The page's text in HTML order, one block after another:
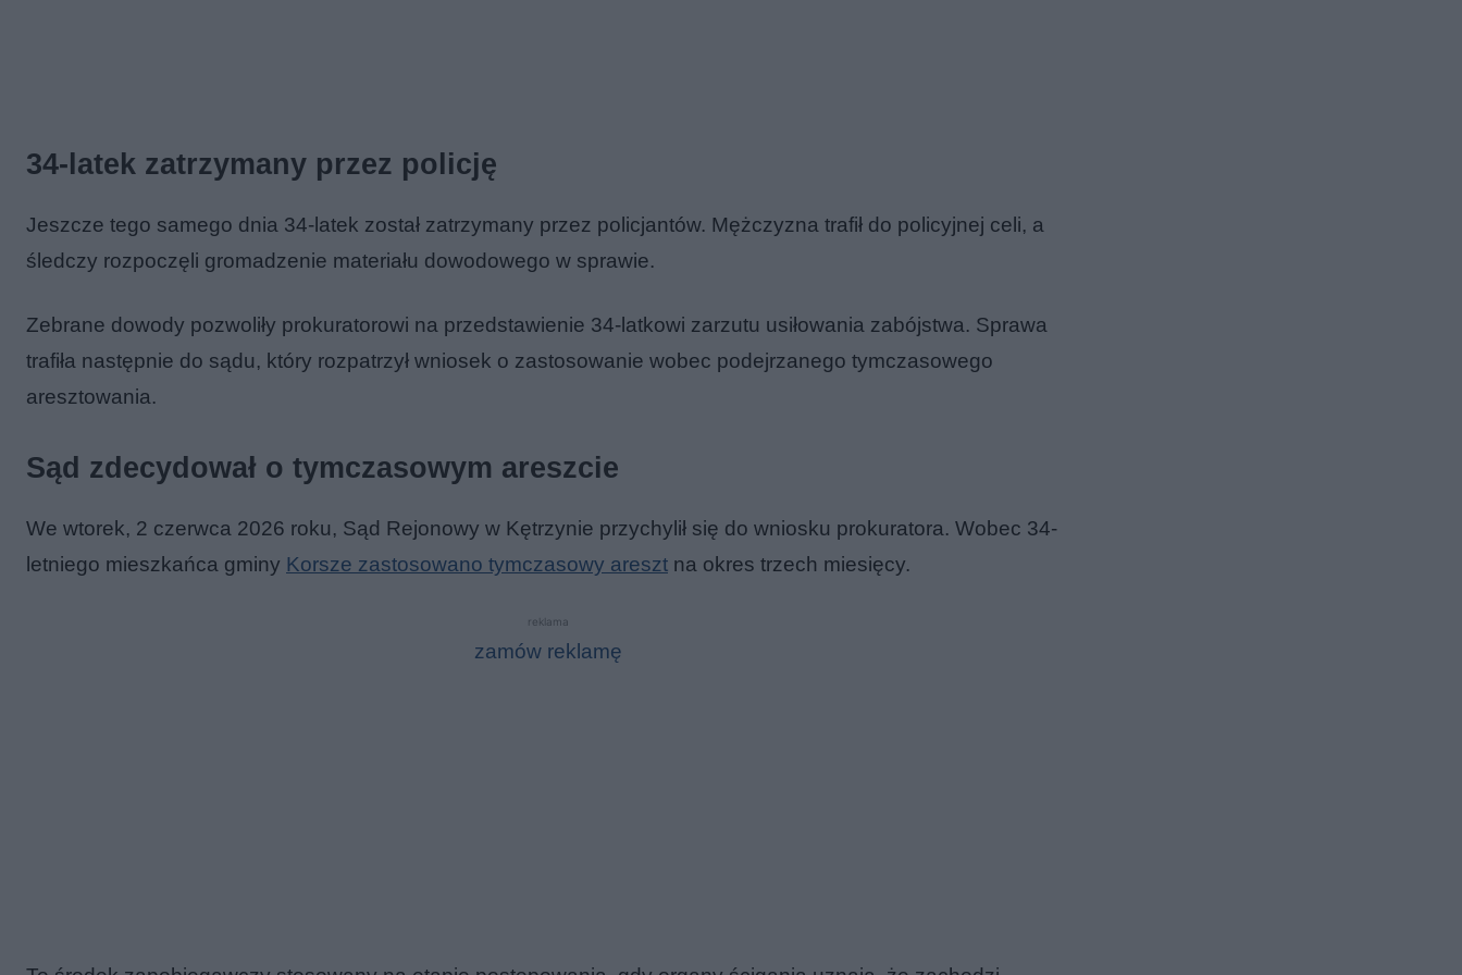
34-latek zatrzymany przez policję
Jeszcze tego samego dnia 34-latek został zatrzymany przez policjantów. Mężczyzna trafił do policyjnej celi, a
śledczy rozpoczęli gromadzenie materiału dowodowego w sprawie.
Zebrane dowody pozwoliły prokuratorowi na przedstawienie 34-latkowi zarzutu usiłowania zabójstwa. Sprawa
trafiła następnie do sądu, który rozpatrzył wniosek o zastosowanie wobec podejrzanego tymczasowego
aresztowania.
Sąd zdecydował o tymczasowym areszcie
We wtorek, 2 czerwca 2026 roku, Sąd Rejonowy w Kętrzynie przychylił się do wniosku prokuratora. Wobec 34-
letniego mieszkańca gminy Korsze zastosowano tymczasowy areszt na okres trzech miesięcy.
reklama
zamów reklamę